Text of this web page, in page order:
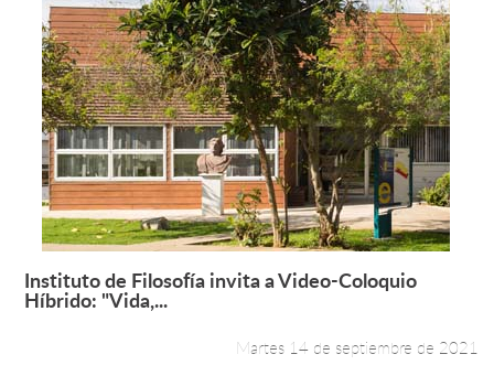
Leer más +
Instituto de Filosofía invita a Video-Coloquio
Híbrido: "Vida,...
Martes 14 de septiembre de 2021